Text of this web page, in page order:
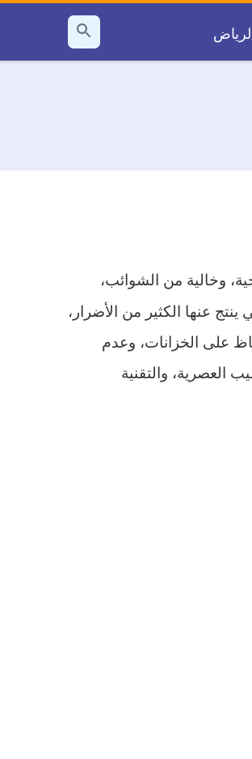
بحث
عن
وخالية من الشوائب،
عنها الكثير من الأضرار،
على الخزانات، وعدم
العصرية، والتقنية